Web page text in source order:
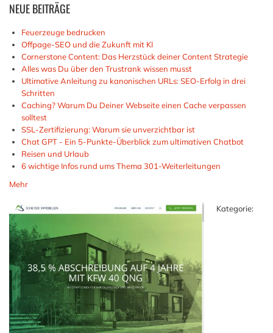
NEUEBEITRÄGE
Feuerzeuge bedrucken
Offpage-SEO und die Zukunft mit KI
Cornerstone Content: Das Herzstück deiner Content Strategie
Alles was Du über den Trustrank wissen musst
Ultimative Anleitung zu kanonischen URLs: SEO-Erfolg in drei
Schritten
Caching? Warum Du Deiner Webseite einen Cache verpassen
solltest
SSL-Zertifizierung: Warum sie unverzichtbar ist
Chat GPT - Ein 5-Punkte-Überblick zum ultimativen Chatbot
Reisen und Urlaub
6 wichtige Infos rund ums Thema 301-Weiterleitungen
Mehr
Kategorie: